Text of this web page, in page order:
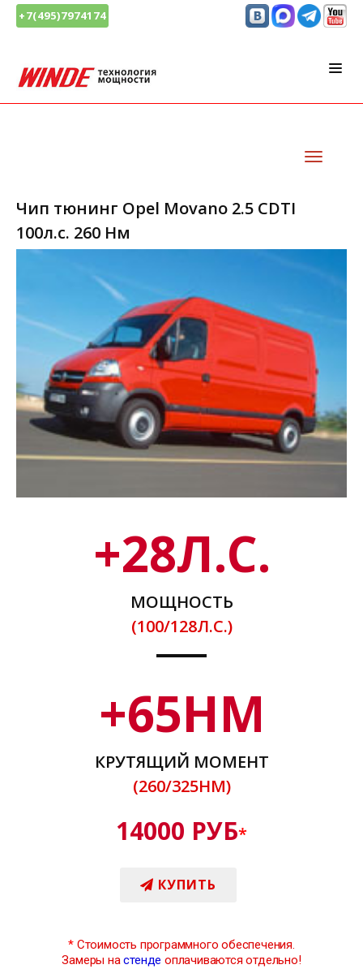
+7(495)7974174
Чип тюнинг Opel Movano 2.5 CDTI
100л.с. 260 Нм
+28Л.С.
МОЩНОСТЬ
(100/128Л.С.)
+65НМ
КРУТЯЩИЙ МОМЕНТ
(260/325НМ)
14000 РУБ*
КУПИТЬ
* Стоимость программного обеспечения.
Замеры настенде оплачиваются отдельно!